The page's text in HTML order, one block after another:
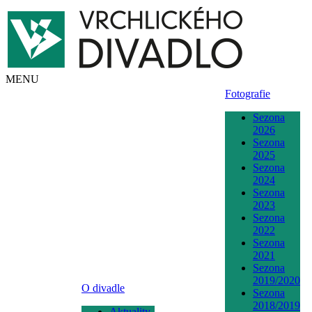
MENU
O divadle
Fotografie
Sezona
2026
Sezona
2025
Sezona
2024
Sezona
2023
Sezona
2022
Sezona
2021
Sezona
2019/2020
Sezona
2018/2019